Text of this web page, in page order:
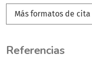
Más formatos de cita
Referencias